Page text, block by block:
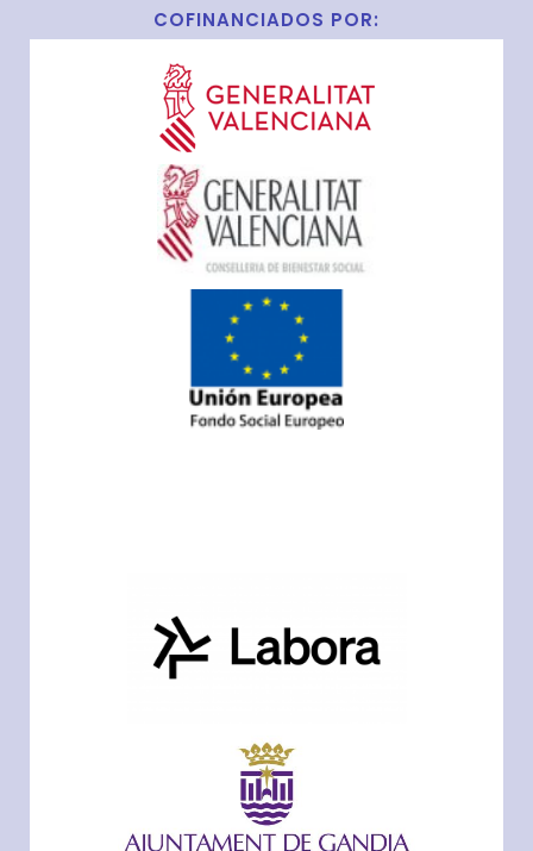
COFINANCIADOS POR: